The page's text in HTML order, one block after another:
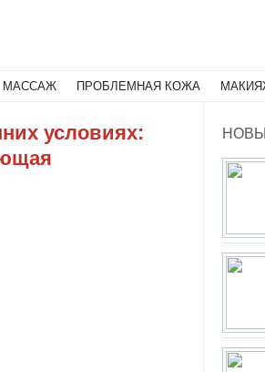
МАССАЖ ПРОБЛЕМНАЯ КОЖА
условиях: